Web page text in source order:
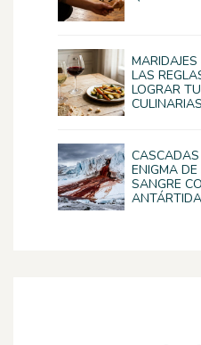
LAS
LOGRAR
ENIGMA
SANGRE
ANTÁRTIDA